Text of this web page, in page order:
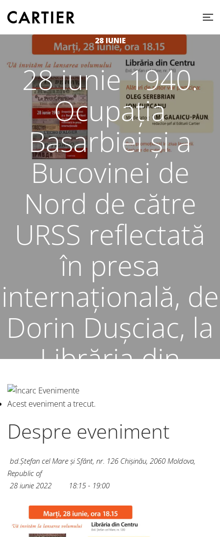
28 IUNIE
28 iunie 1940.
Ocupația
Basarbiei și a
Bucovinei de
Nord de către
URSS reflectată
în presa
internațională, de
Dorin Dușciac, la
Librăria din
Centru
Acest eveniment a trecut.
Despre eveniment
bd.Ștefan cel Mare și Sfânt, nr. 126 Chișinău, 2060 Moldova,
Republic of
28 iunie 2022
18:15 - 19:00